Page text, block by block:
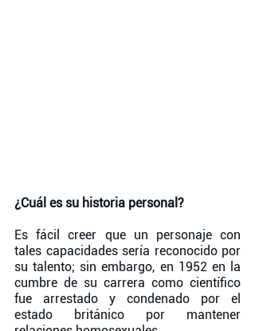
¿Cuál es su historia personal?
Es fácil creer que un personaje con
tales capacidades sería reconocido por
su talento; sin embargo, en 1952 en la
cumbre de su carrera como científico
fue arrestado y condenado por el
estado británico por mantener